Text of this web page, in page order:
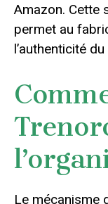
Amazon. Cette
permet au
l’authenticité
Le mécanisme